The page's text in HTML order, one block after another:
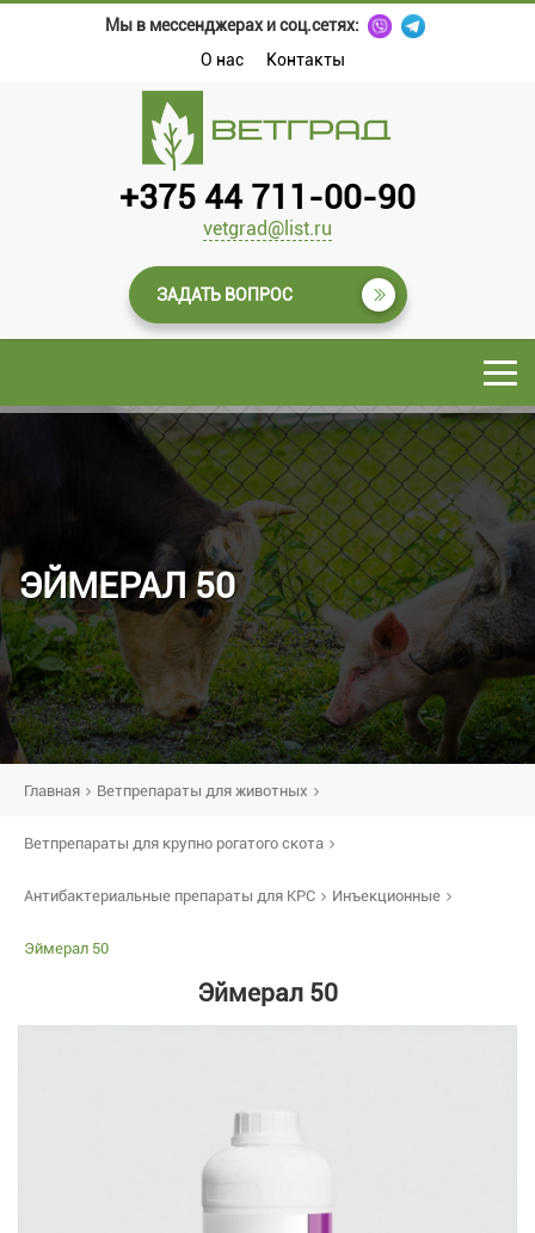
Мы в мессенджерах и соц.сетях:
О нас
Контакты
+375 44 711-00-90
vetgrad@list.ru
ЗАДАТЬ ВОПРОС
ЭЙМЕРАЛ 50
Главная Ветпрепараты для животных
Ветпрепараты для крупно рогатого скота
Антибактериальные препараты для КРС Инъекционные
Эймерал 50
Эймерал 50